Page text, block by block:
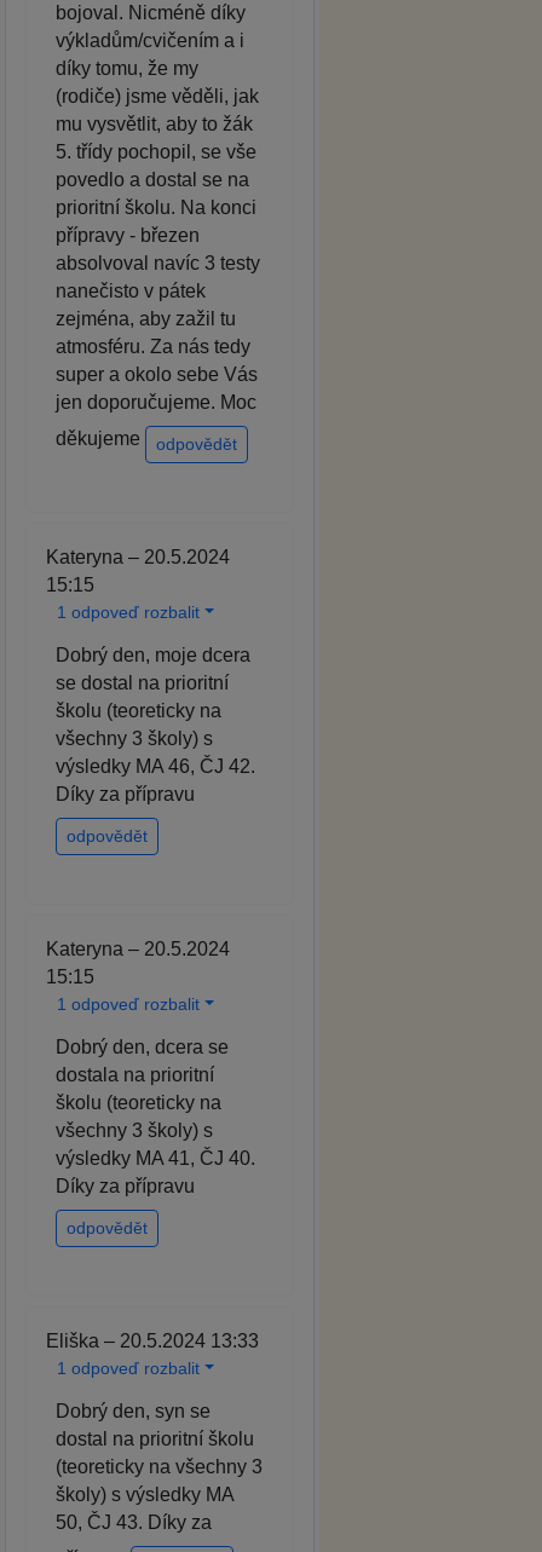
bojoval. Nicméně díky
výkladům/cvičením a i
díky tomu, že my
(rodiče) jsme věděli, jak
mu vysvětlit, aby to žák
5. třídy pochopil, se vše
povedlo a dostal se na
prioritní školu. Na konci
přípravy - březen
absolvoval navíc 3 testy
nanečisto v pátek
zejména, aby zažil tu
atmosféru. Za nás tedy
super a okolo sebe Vás
jen doporučujeme. Moc
děkujeme
odpovědět
Kateryna – 20.5.2024
15:15
1 odpoveď rozbalit
Dobrý den, moje dcera
se dostal na prioritní
školu (teoreticky na
všechny 3 školy) s
výsledky MA 46, ČJ 42.
Díky za přípravu
odpovědět
Kateryna – 20.5.2024
15:15
1 odpoveď rozbalit
Dobrý den, dcera se
dostala na prioritní
školu (teoreticky na
všechny 3 školy) s
výsledky MA 41, ČJ 40.
Díky za přípravu
odpovědět
Eliška – 20.5.2024 13:33
1 odpoveď rozbalit
Dobrý den, syn se
dostal na prioritní školu
(teoreticky na všechny 3
školy) s výsledky MA
50, ČJ 43. Díky za